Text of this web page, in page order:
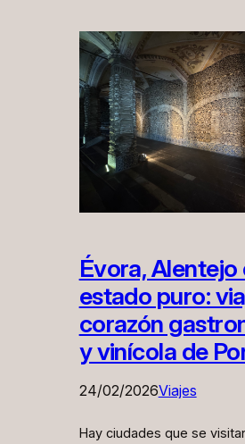
Évora, Alentejo
estado puro:
corazón
y vinícola de
24/02/2026Viajes
Hay ciudades que se